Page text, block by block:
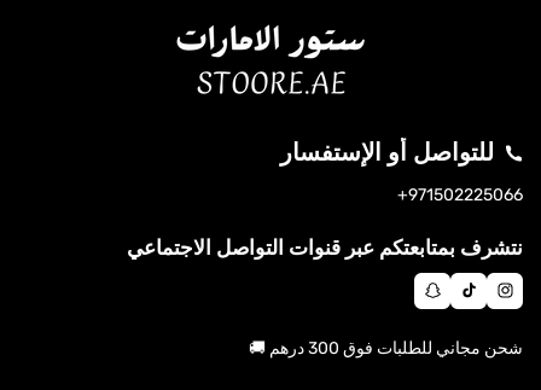
للتواصل أو الإستفسار
971502225066+
نتشرف بمتابعتكم عبر قنوات التواصل الاجتماعي
In
St
A
G
K
T
A
P
C
H
شحن مجاني للطلبات فوق 300 درهم 🚚